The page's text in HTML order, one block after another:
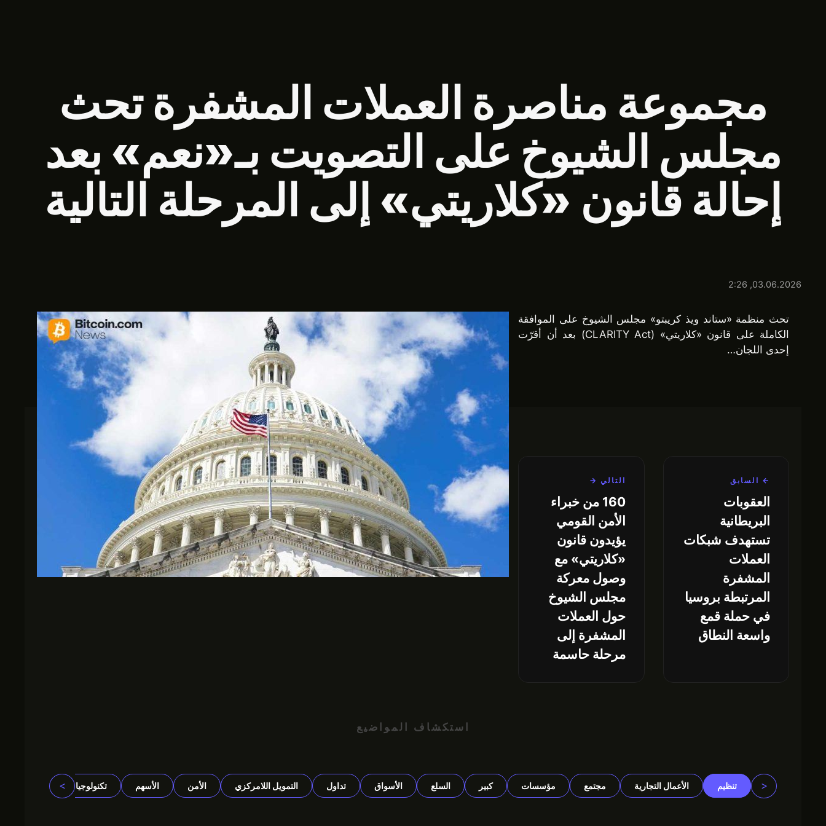
Tiếng Việt
مجموعة مناصرة العملات المشفرة تحث
مجلس الشيوخ على التصويت بـ«نعم» بعد
إحالة قانون «كلاريتي» إلى المرحلة التالية
03.06.2026, 2:26
تحث منظمة «ستاند ويذ كريبتو» مجلس الشيوخ على الموافقة
الكاملة على قانون «كلاريتي» (CLARITY Act) بعد أن أقرّت
إحدى اللجان…
← السابق
العقوبات
البريطانية
تستهدف شبكات
العملات
المشفرة
المرتبطة بروسيا
في حملة قمع
واسعة النطاق
التالي →
160 من خبراء
الأمن القومي
يؤيدون قانون
«كلاريتي» مع
وصول معركة
مجلس الشيوخ
حول العملات
المشفرة إلى
مرحلة حاسمة
استكشاف المواضيع
< تنظيم الأعمال التجارية مجتمع مؤسسات كبير السلع الأسواق تداول التمويل اللامركزي الأمن الأسهم تكنولوجيا >